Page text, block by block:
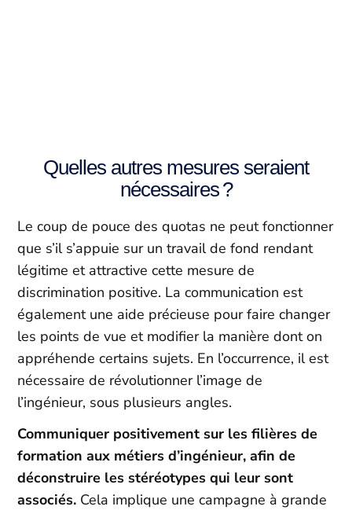
Quelles autres mesures seraient
nécessaires ?
Le coup de pouce des quotas ne peut fonctionner
que s’il s’appuie sur un travail de fond rendant
légitime et attractive cette mesure de
discrimination positive. La communication est
également une aide précieuse pour faire changer
les points de vue et modifier la manière dont on
appréhende certains sujets. En l’occurrence, il est
nécessaire de révolutionner l’image de
l’ingénieur, sous plusieurs angles.
Communiquer positivement sur les filières de
formation aux métiers d’ingénieur, afin de
déconstruire les stéréotypes qui leur sont
associés. Cela implique une campagne à grande